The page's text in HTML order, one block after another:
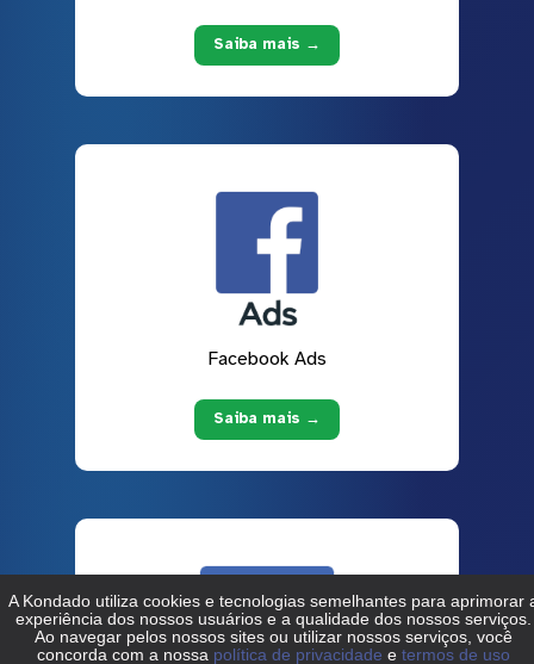
Saiba mais →
Facebook Ads
Saiba mais →